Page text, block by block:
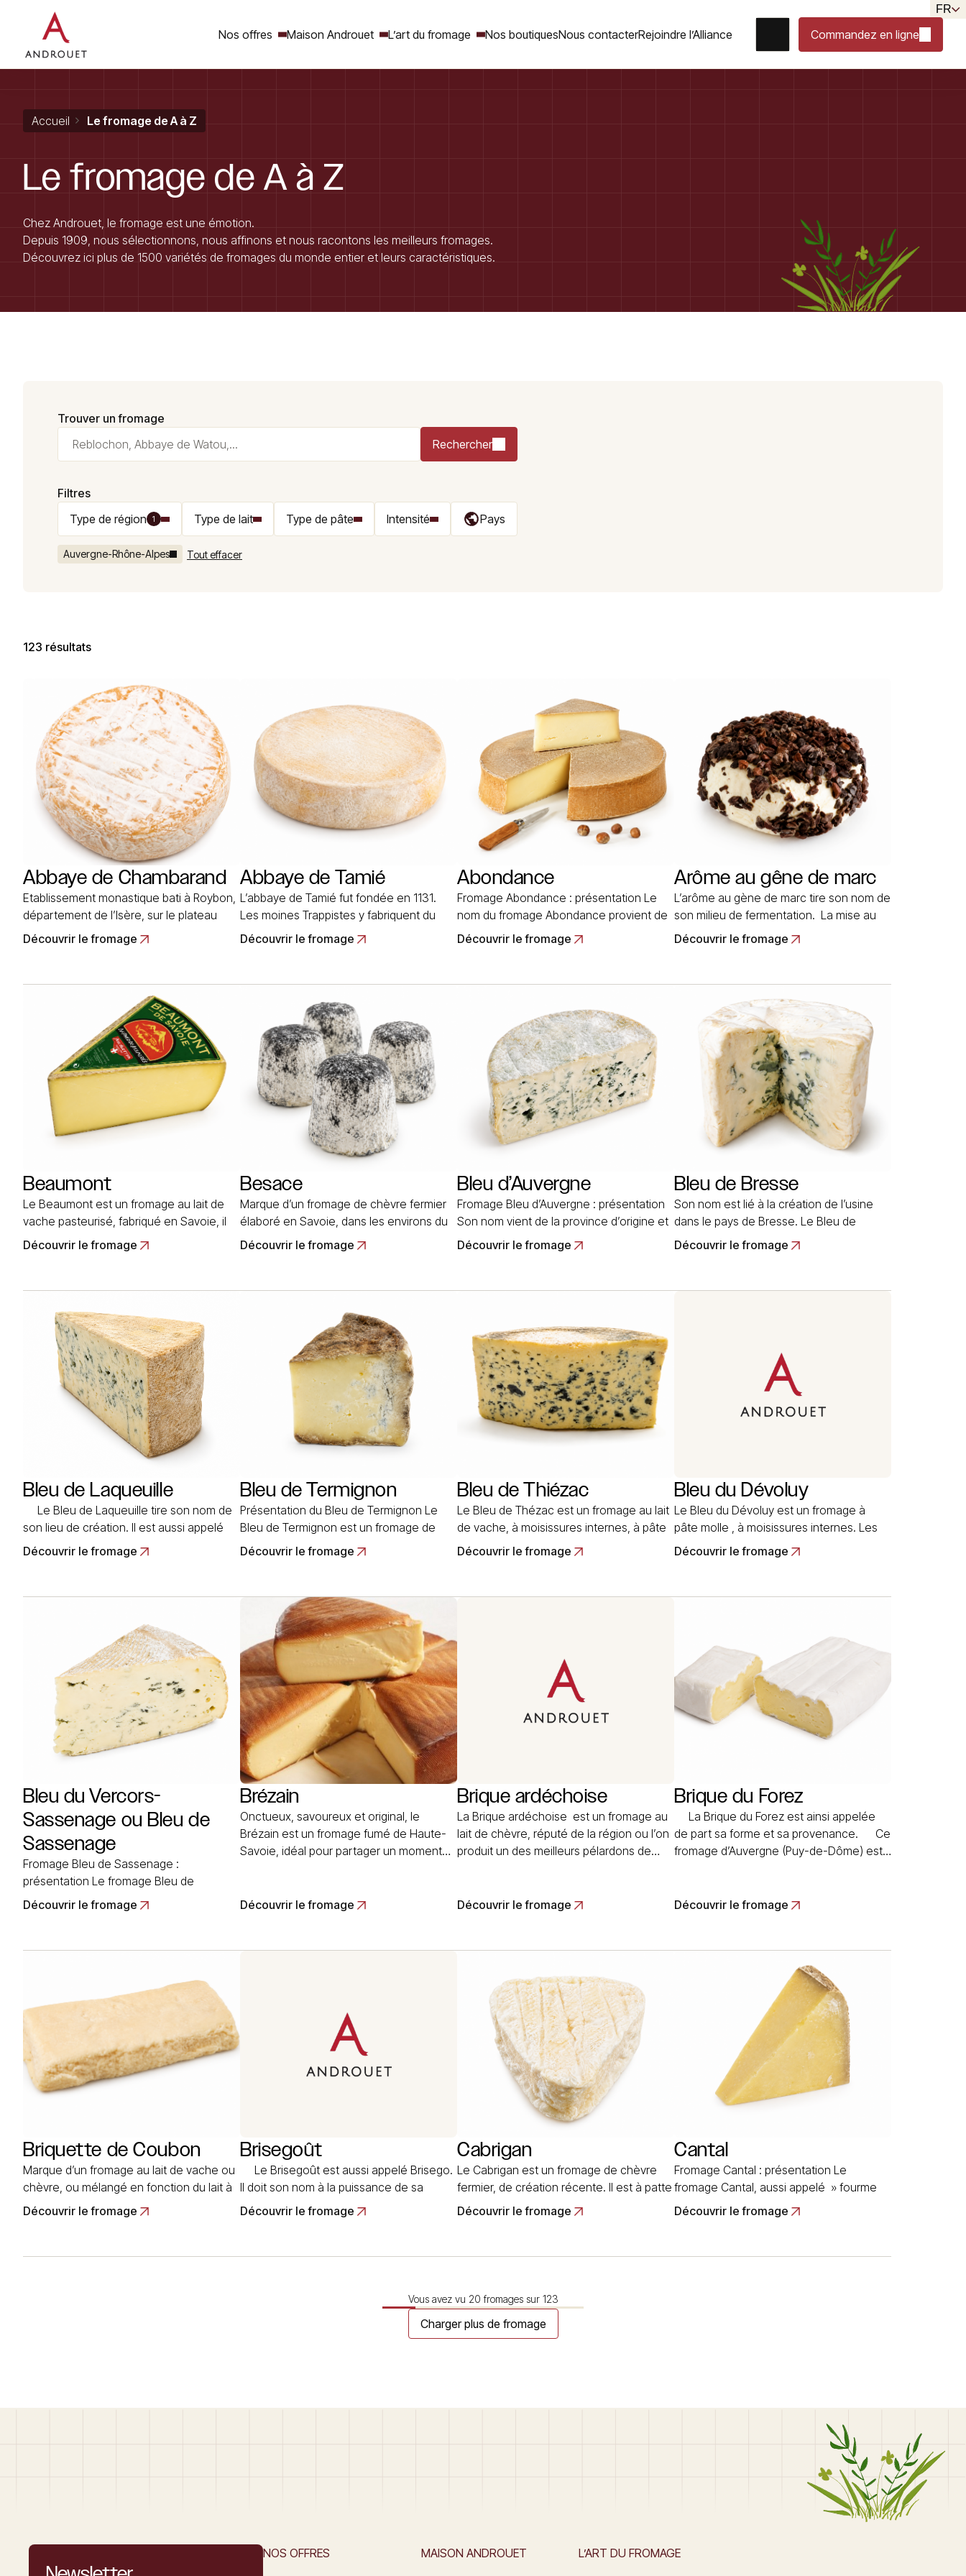
Nos offres Maison Androuet L’art du fromage Nos boutiquesNous contacterRejoindre l’Alliance Commandez en ligne
FR
Rechercher un mot clé
Accueil Le fromage de A à Z
Le fromage de A à Z
Chez Androuet, le fromage est une émotion.
Depuis 1909, nous sélectionnons, nous affinons et nous racontons les meilleurs fromages.
Découvrez ici plus de 1500 variétés de fromages du monde entier et leurs caractéristiques.
Trouver un fromage
Rechercher
Filtres
Type de région
1 Type de lait Type de pâte Intensité Pays
Auvergne-Rhône-Alpes Tout effacer
123 résultats
Abbaye de Chambarand
Etablissement monastique bati à Roybon,
département de l’Isère, sur le plateau
éponyme ou se trouvent de beaux
pâturages. Les trappistines qui l’occupent
pâte pressée non cuites. Ce fromage
était au départ, du style d’un reblochon
de très petites dimensions… Read More
Découvrir le fromage
Abbaye de Tamié
L’abbaye de Tamié fut fondée en 1131.
Les moines Trappistes y fabriquent du
fromage depuis sa création. Au début, ils
fabriquaient plutôt un fromage à pâte
qui était plus facile à conserver. Au fil des
siècles, la production s’est rapprochée…
Découvrir le fromage
Abondance
Fromage Abondance : présentation Le
nom du fromage Abondance provient de
celui du chef-lieu où se tenait le marché,
situé dans la région de Thonon-les-Bains
que celle de tous les fromages de
Savoie, l’Abondance est… Read More
Découvrir le fromage
Arôme au gêne de marc
L’arôme au gène de marc tire son nom de
son milieu de fermentation. La mise au
marc est une vieille habitude lyonnaise
qui s’est perpétuée jusqu’à nos jours. Ce
sortes de fromages: saint-marcellin, de la
rigotte, du picodon, du pélardon…
L’ Arôme au gêne… Read More
Découvrir le fromage
Beaumont
Le Beaumont est un fromage au lait de
vache pasteurisé, fabriqué en Savoie, il
fut créé en 1881 par Jérémie Girod à
Saint-Julien-en-Genevois. La pâte
croûte lavée jaune claire. Disque aplati de
20 cm de diamètre et de 4 à 5… Read
Découvrir le fromage
Besace
Marque d’un fromage de chèvre fermier
élaboré en Savoie, dans les environs du
mont Tournier. Il est moulé à la main dans
une toile, il a l’aspect d’une boule aplatie
d’épaisseur, d’un poids de 170 g après
Découvrir le fromage
Bleu d’Auvergne
Fromage Bleu d’Auvergne : présentation
Son nom vient de la province d’origine et
de la texture de la pâte. Son histoire est
sans doute liée à celle du Roquefort (
était à l’origine une imitation au lait de
Découvrir le fromage
Bleu de Bresse
Son nom est lié à la création de l’usine
dans le pays de Bresse. Le Bleu de
Bresse est né vers 1950,
consécutivement à la reprise des
n’exportait plus de Gorgonzola depuis le
Découvrir le fromage
Bleu de Laqueuille
Le Bleu de Laqueuille tire son nom de
son lieu de création. Il est aussi appelé
Laqueuille. Le Bleu de Laqueuille est de
forme cylindrique et sa pâte est plus
Bleu d’Auvergne. Sa croûte à des… Read
Découvrir le fromage
Bleu de Termignon
Présentation du Bleu de Termignon Le
Bleu de Termignon est un fromage de
Savoie au lait de vache, à pâte molle, à
moisissures internes, de fabrication
Modane. Termignon est une commune
située sur la route… Read More
Découvrir le fromage
Bleu de Thiézac
Le Bleu de Thézac est un fromage au lait
de vache, à moisissures internes, à pâte
molle, originaire de la commune de
Thiézac dans le Cantal. C’est un très
bénéficié de la technique de la Maison…
Découvrir le fromage
Bleu du Dévoluy
Le Bleu du Dévoluy est un fromage à
pâte molle , à moisissures internes. Les
alpagers l’élaborent dans le ùassif
montagneux éponyme, situé aux confins
de l’Isère. Ce fromage est sans doute
Découvrir le fromage
Bleu du Vercors-
Sassenage ou Bleu de
Sassenage
Fromage Bleu de Sassenage :
présentation Le fromage Bleu de
Sassenage tire son nom du lieu de sa
production au départ. Il est connu
Vercors. Le fromage Bleu de Sassenage
Découvrir le fromage
Brézain
Onctueux, savoureux et original, le
Brézain est un fromage fumé de Haute-
Savoie, idéal pour partager un moment
qui dévoile une pâte fondante et
référence à… Read More
Découvrir le fromage
Brique ardéchoise
La Brique ardéchoise est un fromage au
lait de chèvre, réputé de la région ou l’on
produit un des meilleurs pélardons de
long, 4 à 5 cm de large et 3 cm
Découvrir le fromage
Brique du Forez
La Brique du Forez est ainsi appelée
de part sa forme et sa provenance. Ce
fromage d’Auvergne (Puy-de-Dôme) est
également sur le département de… Read
Découvrir le fromage
Briquette de Coubon
Marque d’un fromage au lait de vache ou
chèvre, ou mélangé en fonction du lait à
disposition des fermiers. Originaire du
Velay, il est de la famille des chevretons à
forme rectangulaire de 12 cm, 5 cm de
Découvrir le fromage
Brisegoût
Le Brisegoût est aussi appelé Brisego.
Il doit son nom à la puissance de sa
sapidité. Son histoire est en rapport
avec la fabrication des fromages de
pour obtenir la matière caséeuse par
Découvrir le fromage
Cabrigan
Le Cabrigan est un fromage de chèvre
fermier, de création récente. Il est à patte
molle et à croûte naturelle. Ce fromage
esr de forme triangulaire, à angles
présente le maximum de ses qualités à
Découvrir le fromage
Cantal
Fromage Cantal : présentation Le
fromage Cantal, aussi appelé » fourme
du Cantal » tire son nom du massif
montagneux qui accidente la région; le
dialectal dérivé du latin forma (moule).
Découvrir le fromage
Vous avez vu 20 fromages sur 123
Charger plus de fromage
NOS OFFRES MAISON ANDROUET L’ART DU FROMAGE